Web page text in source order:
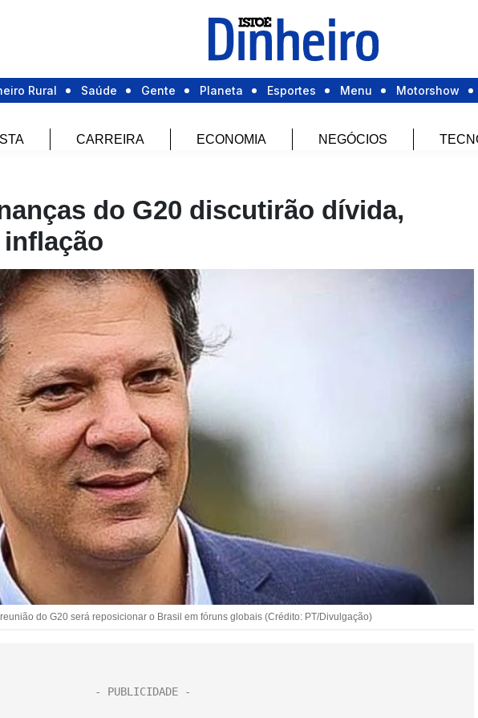
Rural Saúde Gente Planeta Esportes Menu Motorshow
CARREIRA ECONOMIA NEGÓCIOS
do G20 discutirão dívida,
do G20 será reposicionar o Brasil em fóruns globais (Crédito: PT/Divulgação)